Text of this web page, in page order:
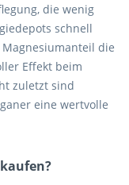
die wenig
schnell
die
Effekt beim
zuletzt sind
eine wertvolle